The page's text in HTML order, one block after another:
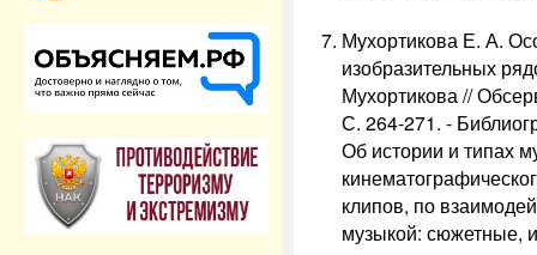
Мухортикова Е. А.
изобразительных
Мухортикова //
С. 264-271. -
Об истории и типах
клипов, по
музыкой: сюжетные,